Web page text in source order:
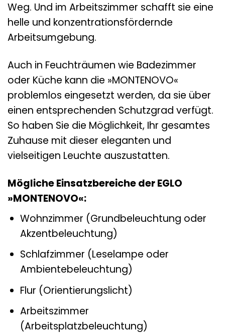
Weg. Und im Arbeitszimmer schafft sie eine
helle und konzentrationsfördernde
Arbeitsumgebung.
Auch in Feuchträumen wie Badezimmer
oder Küche kann die »MONTENOVO«
problemlos eingesetzt werden, da sie über
einen entsprechenden Schutzgrad verfügt.
So haben Sie die Möglichkeit, Ihr gesamtes
Zuhause mit dieser eleganten und
vielseitigen Leuchte auszustatten.
Mögliche Einsatzbereiche der EGLO
»MONTENOVO«:
Wohnzimmer (Grundbeleuchtung oder
Akzentbeleuchtung)
Schlafzimmer (Leselampe oder
Ambientebeleuchtung)
Flur (Orientierungslicht)
Arbeitszimmer
(Arbeitsplatzbeleuchtung)